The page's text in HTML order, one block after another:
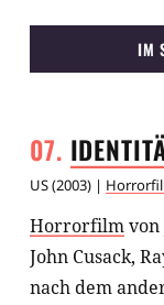
IM
US(2003) |
Horrorfilmvon
John Cusack,
nach dem